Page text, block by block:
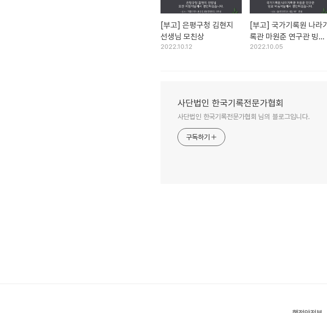
[부고] 은평구청 김현지
선생님 모친상
2022.10.12
[부고] 국가기록원 나라기
록관 마원준 연구관 빙모
상
2022.10.05
사단법인 한국기록전문가협회
사단법인 한국기록전문가협회 님의 블로그입니다.
구독하기